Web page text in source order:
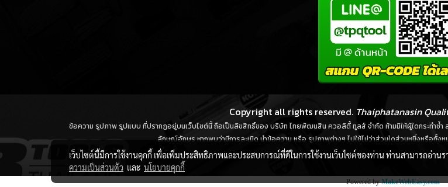
Copyright all rights reserved. Thaiphatanasin
ข้อความ รูปภาพ รูปแบบ ที่ปรากฏอยู่บนเว็บไซต์นี้ ถือเป็นลิขสิทธิ์ของ บริษัท ไทยพัฒนสิน ควอลิตี้ ทูลส์ จำกัด ห้ามมิให้ผู้ใดกระทำซ้
ลักษณ์อักษร หากพบว่ามีการละเมิด นำข้อความ หรือ รูปภาพต่างๆ ไปใช้ไม่ว่าส่วนใดส่วนหนึ่งหรือทั้ง
Powered byMakeWebEasy.com
เว็บไซต์นี้มีการใช้งานคุกกี้ เพื่อเพิ่มประสิทธิภาพและประสบการณ์ที่ดีในการใช้งานเว็บไซต์ของท่าน ท่านสามารถอ่านร
ความเป็นส่วนตัว และ นโยบายคุกกี้